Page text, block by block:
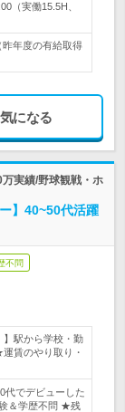
（実働15.5H、
年度の有給取得
気になる
実績/野球観戦・ホ
】40~50代活躍
不問
】駅から学校・勤
賃のやり取り・
代でデビューした
＆学歴不問 ★残